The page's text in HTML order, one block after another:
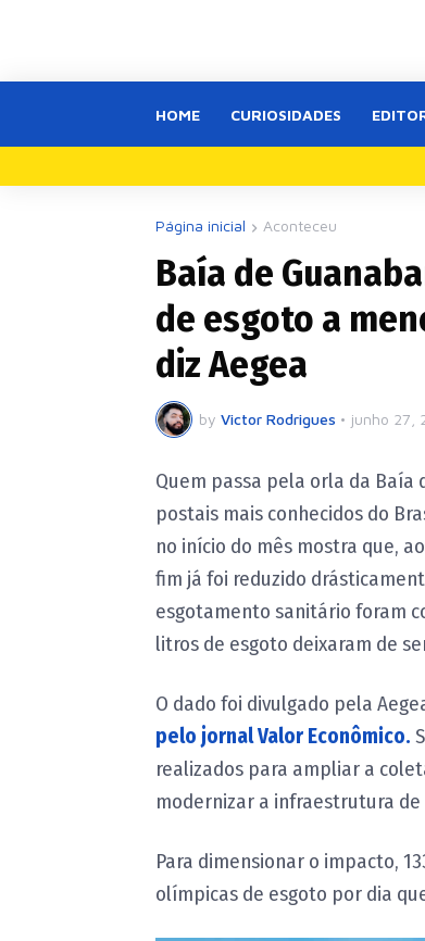
HOME CURIOSIDADES
Página inicial Aconteceu
Baía de
de esgoto a
diz Aegea
by Victor Rodrigues • junho 27,
Quem passa pela orla da Baía
postais mais conhecidos do
no início do mês mostra que,
fim já foi reduzido
esgotamento sanitário foram
litros de esgoto deixaram de
O dado foi divulgado pela
pelo jornal Valor Econômico.
realizados para ampliar a
modernizar a infraestrutura de
Para dimensionar o impacto,
olímpicas de esgoto por dia